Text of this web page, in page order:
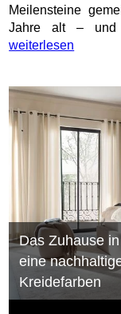
Meilensteine
Jahre alt – und
weiterlesen
Das Zuhause
eine
Kreidefarben